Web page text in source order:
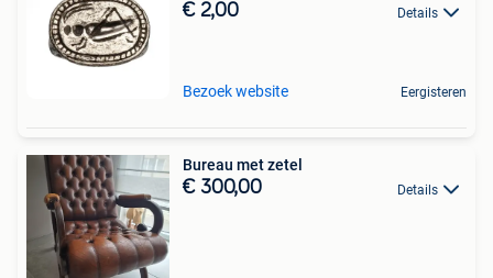
€ 2,00 Details
Bezoek website Eergisteren
Bureau met zetel
€ 300,00 Details